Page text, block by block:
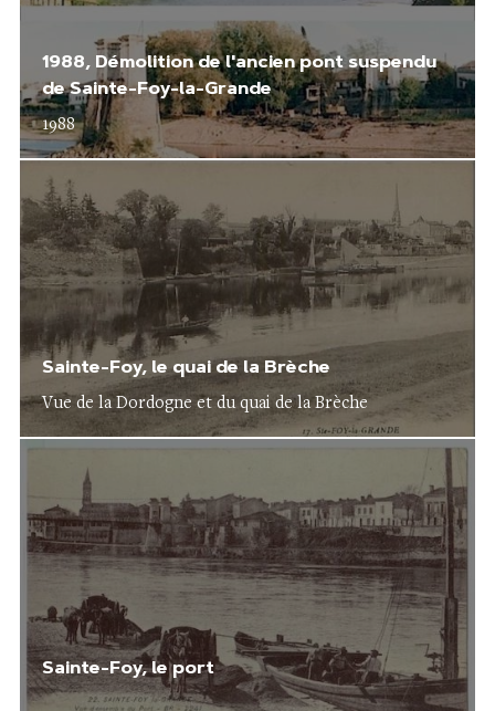
1988, Démolition de l'ancien pont suspendu
de Sainte-Foy-la-Grande
1988
Sainte-Foy, le quai de la Brèche
Vue de la Dordogne et du quai de la Brèche
Sainte-Foy, le port